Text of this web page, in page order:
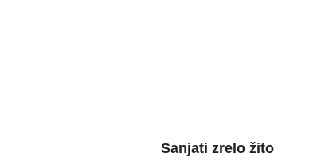
Sanjati zrelo žito